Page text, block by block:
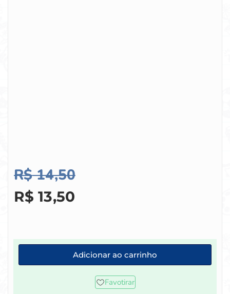
R$14,50
R$ 13,50
Adicionar ao carrinho
Favotirar